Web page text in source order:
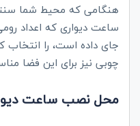
هنگامی که محیط شما
ساعت دیواری که اعداد
جای داده است، را
چوبی نیز برای این فضا
محل نصب ساعت